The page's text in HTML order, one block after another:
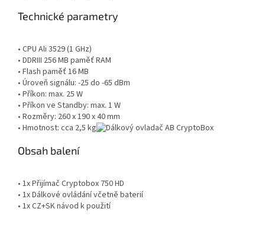
Technické parametry
• CPU Ali 3529 (1 GHz)
• DDRIII 256 MB paměť RAM
• Flash paměť 16 MB
• Úroveň signálu: -25 do -65 dBm
• Příkon: max. 25 W
• Příkon ve Standby: max. 1 W
• Rozměry: 260 x 190 x 40 mm
• Hmotnost: cca 2,5 kg
Obsah balení
• 1x Přijímač Cryptobox 750 HD
• 1x Dálkové ovládání včetně baterií
• 1x CZ+SK návod k použití